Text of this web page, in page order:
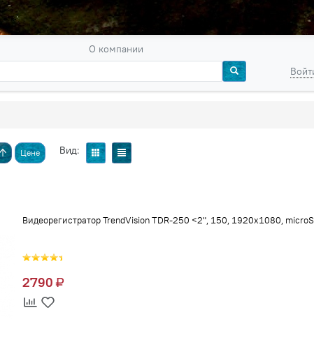
О компании
Цене Вид:
Видеорегистратор TrendVision TDR-250 <2", 150, 1920x1080,
2790